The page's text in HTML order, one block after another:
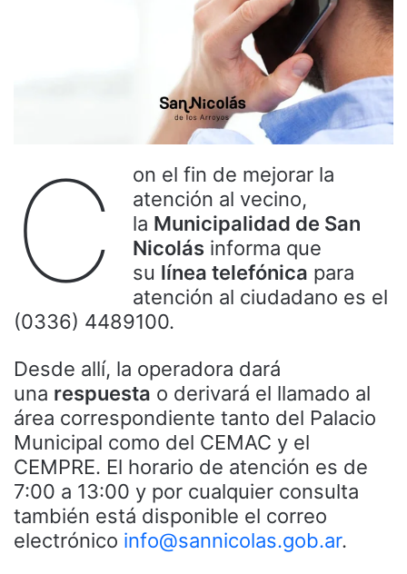
C
on el fin de mejorar la
atención al vecino,
la Municipalidad de San
Nicolás informa que
su línea telefónica para
atención al ciudadano es el
(0336) 4489100.
Desde allí, la operadora dará
una respuesta o derivará el llamado al
área correspondiente tanto del Palacio
Municipal como del CEMAC y el
CEMPRE. El horario de atención es de
7:00 a 13:00 y por cualquier consulta
también está disponible el correo
electrónico info@sannicolas.gob.ar.